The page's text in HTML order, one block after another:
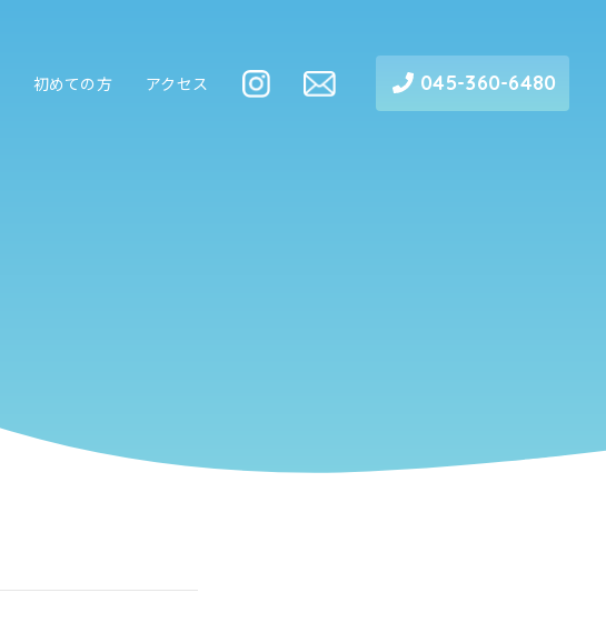
初めての方 アクセス 045-360-6480